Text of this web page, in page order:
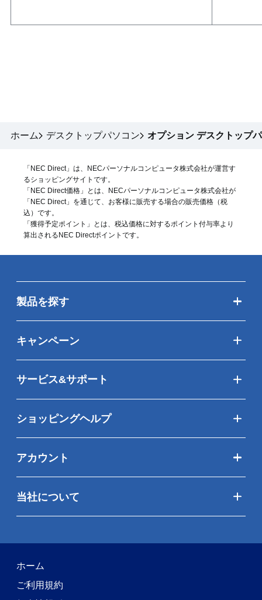
ホーム デスクトップパソコン オプション デスクトップ
「NEC Direct」は、NECパーソナルコンピュータ株式会社が運営す
るショッピングサイトです。
「NEC Direct価格」とは、NECパーソナルコンピュータ株式会社が
「NEC Direct」を通じて、お客様に販売する場合の販売価格（税
込 ）です。
「獲得予定ポイント」とは、税込価格に対するポイント付与率より
算出されるNEC Directポイントです。
製品を探す
キャンペーン
サービス&サポート
ショッピングヘルプ
アカウント
当社について
ホーム
ご利用規約